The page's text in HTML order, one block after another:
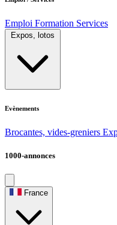
Emploi Formation Services
Expos, lotos
Evènements
Brocantes, vides-greniers
1000-annonces
France